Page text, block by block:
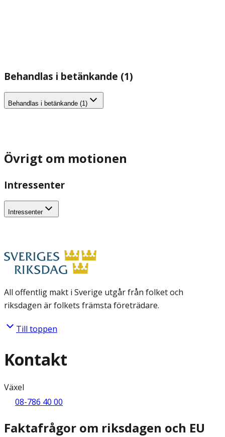
Behandlas i betänkande (1)
Behandlas i betänkande (1)
Övrigt om motionen
Intressenter
Intressenter
All offentlig makt i Sverige utgår från folket och
riksdagen är folkets främsta företrädare.
Till toppen
Kontakt
Växel
08-786 40 00
Faktafrågor om riksdagen och EU